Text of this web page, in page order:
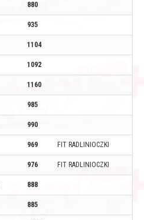
880
935
1104
1092
1160
985
990
969 FIT RADLINIOCZKI
976 FIT RADLINIOCZKI
888
885